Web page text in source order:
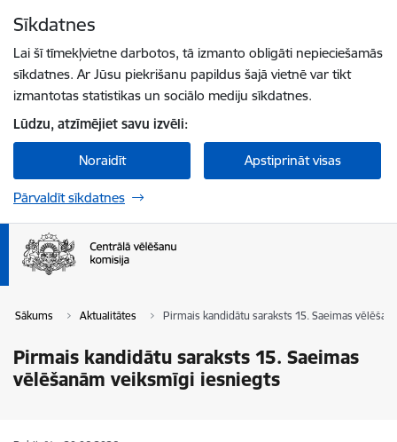
Sīkdatnes
Lai šī tīmekļvietne darbotos, tā izmanto obligāti nepieciešamās
sīkdatnes. Ar Jūsu piekrišanu papildus šajā vietnē var tikt
izmantotas statistikas un sociālo mediju sīkdatnes.
Lūdzu, atzīmējiet savu izvēli:
Noraidīt Apstiprināt visas
Pārvaldīt sīkdatnes
Sākums Aktualitātes Pirmais kandidātu saraksts 15. Saeimas
Pirmais kandidātu saraksts 15. Saeimas
vēlēšanām veiksmīgi iesniegts